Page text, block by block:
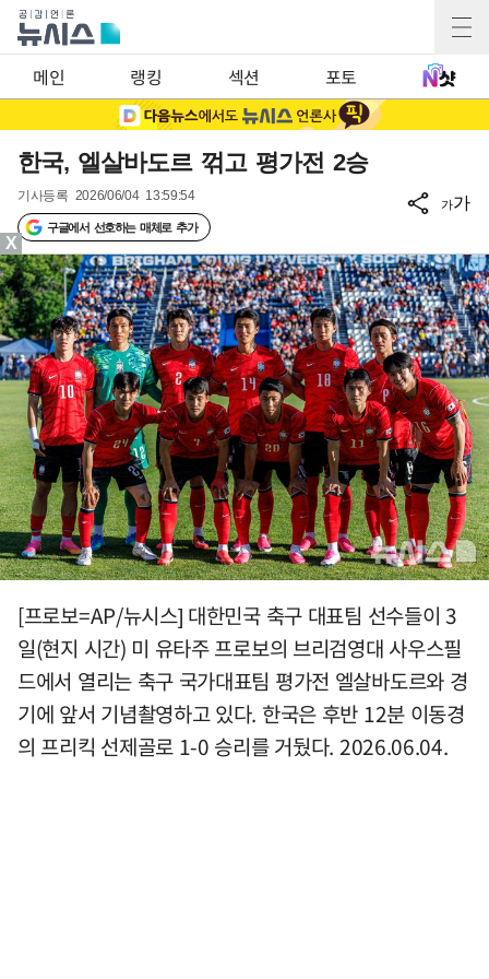
메인 랭킹 섹션 포토
한국, 엘살바도르 꺾고 평가전 2승
기사등록 2026/06/04 13:59:54
구글에서 선호하는 매체로 추가
가가
[프로보=AP/뉴시스] 대한민국 축구 대표팀 선수들이 3
일(현지 시간) 미 유타주 프로보의 브리검영대 사우스필
드에서 열리는 축구 국가대표팀 평가전 엘살바도르와 경
기에 앞서 기념촬영하고 있다. 한국은 후반 12분 이동경
의 프리킥 선제골로 1-0 승리를 거뒀다. 2026.06.04.
X